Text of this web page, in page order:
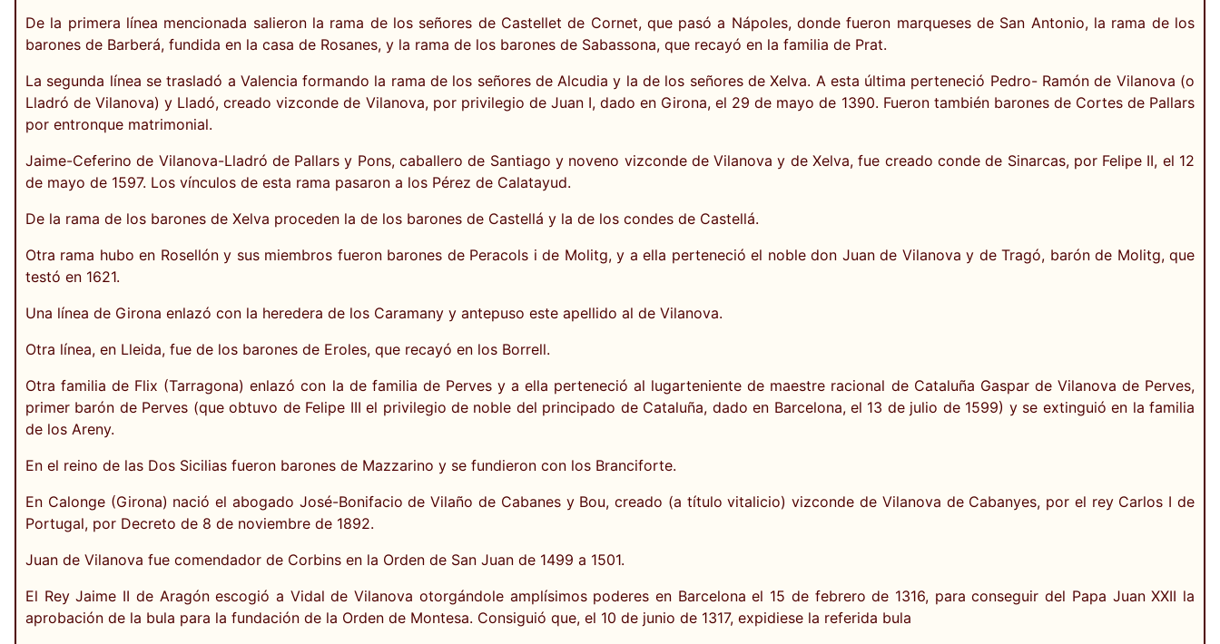
De la primera línea mencionada salieron la rama de los señores de Castellet de Cornet, que pasó a Nápoles, donde fueron marqueses de San Antonio, la rama de los
barones de Barberá, fundida en la casa de Rosanes, y la rama de los barones de Sabassona, que recayó en la familia de Prat.
La segunda línea se trasladó a Valencia formando la rama de los señores de Alcudia y la de los señores de Xelva. A esta última perteneció Pedro- Ramón de Vilanova (o
Lladró de Vilanova) y Lladó, creado vizconde de Vilanova, por privilegio de Juan I, dado en Girona, el 29 de mayo de 1390. Fueron también barones de Cortes de Pallars
por entronque matrimonial.
Jaime-Ceferino de Vilanova-Lladró de Pallars y Pons, caballero de Santiago y noveno vizconde de Vilanova y de Xelva, fue creado conde de Sinarcas, por Felipe II, el 12
de mayo de 1597. Los vínculos de esta rama pasaron a los Pérez de Calatayud.
De la rama de los barones de Xelva proceden la de los barones de Castellá y la de los condes de Castellá.
Otra rama hubo en Rosellón y sus miembros fueron barones de Peracols i de Molitg, y a ella perteneció el noble don Juan de Vilanova y de Tragó, barón de Molitg, que
testó en 1621.
Una línea de Girona enlazó con la heredera de los Caramany y antepuso este apellido al de Vilanova.
Otra línea, en Lleida, fue de los barones de Eroles, que recayó en los Borrell.
Otra familia de Flix (Tarragona) enlazó con la de familia de Perves y a ella perteneció al lugarteniente de maestre racional de Cataluña Gaspar de Vilanova de Perves,
primer barón de Perves (que obtuvo de Felipe III el privilegio de noble del principado de Cataluña, dado en Barcelona, el 13 de julio de 1599) y se extinguió en la familia
de los Areny.
En el reino de las Dos Sicilias fueron barones de Mazzarino y se fundieron con los Branciforte.
En Calonge (Girona) nació el abogado José-Bonifacio de Vilaño de Cabanes y Bou, creado (a título vitalicio) vizconde de Vilanova de Cabanyes, por el rey Carlos I de
Portugal, por Decreto de 8 de noviembre de 1892.
Juan de Vilanova fue comendador de Corbins en la Orden de San Juan de 1499 a 1501.
El Rey Jaime II de Aragón escogió a Vidal de Vilanova otorgándole amplísimos poderes en Barcelona el 15 de febrero de 1316, para conseguir del Papa Juan XXII la
aprobación de la bula para la fundación de la Orden de Montesa. Consiguió que, el 10 de junio de 1317, expidiese la referida bula